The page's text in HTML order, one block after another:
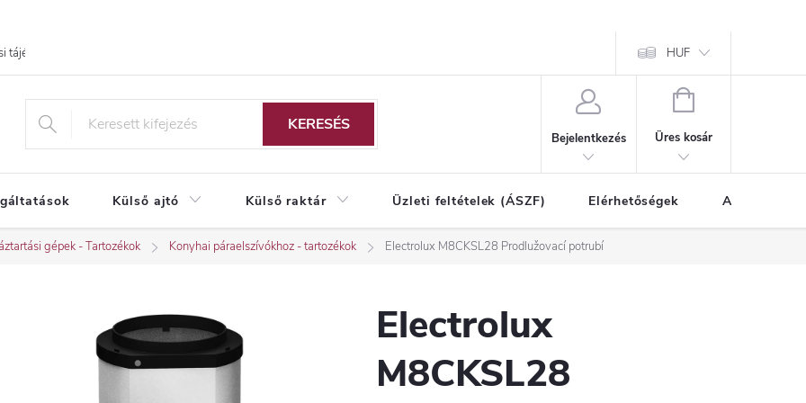
tájékoztató HUF
KERESÉS
Bejelentkezés
KOSÁR
Üres kosár
Külső ajtó Külső raktár Üzleti feltételek (ÁSZF) Elérhetőségek A vásárlás
gépek - Tartozékok Konyhai páraelszívókhoz - tartozékok Electrolux M8CKSL28 Prodlužovací potrubí
Electrolux
M8CKSL28